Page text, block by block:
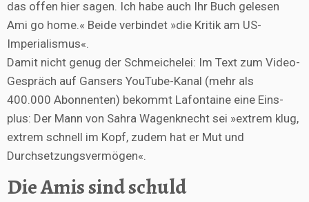
das offen hier sagen. Ich habe auch Ihr Buch gelesen
Ami go home.« Beide verbindet »die Kritik am US-
Imperialismus«.
Damit nicht genug der Schmeichelei: Im Text zum Video-
Gespräch auf Gansers YouTube-Kanal (mehr als
400.000 Abonnenten) bekommt Lafontaine eine Eins-
plus: Der Mann von Sahra Wagenknecht sei »extrem klug,
extrem schnell im Kopf, zudem hat er Mut und
Durchsetzungsvermögen«.
Die Amis sind schuld